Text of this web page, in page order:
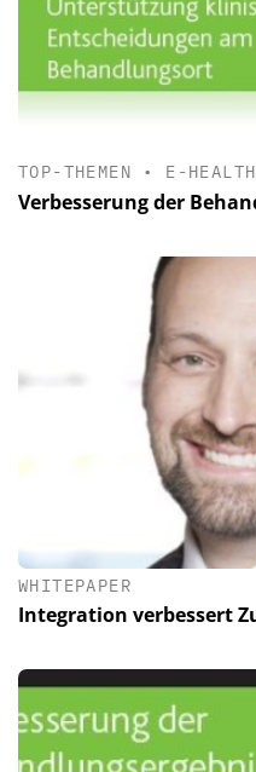
TOP-THEMEN • E-HEALTH
Verbesserung der
WHITEPAPER
Integration verbessert